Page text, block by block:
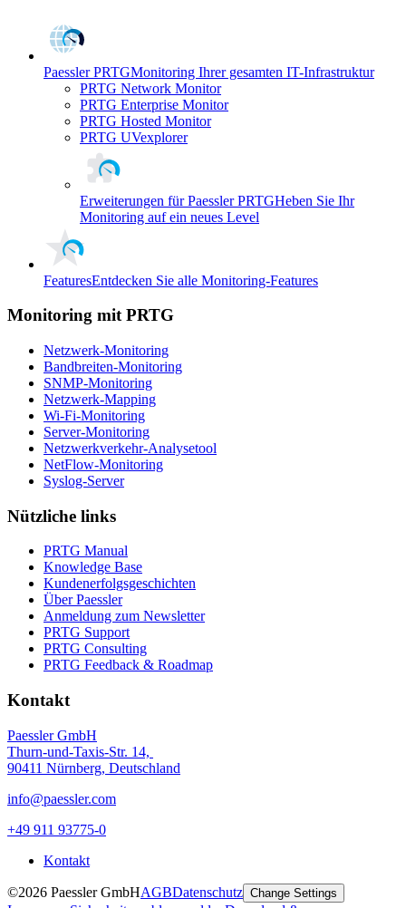
Paessler PRTGMonitoring Ihrer gesamten IT-Infrastruktur
PRTG Network Monitor
PRTG Enterprise Monitor
PRTG Hosted Monitor
PRTG UVexplorer
Erweiterungen für Paessler PRTGHeben Sie Ihr
Monitoring auf ein neues Level
FeaturesEntdecken Sie alle Monitoring-Features
Monitoring mit PRTG
Netzwerk-Monitoring
Bandbreiten-Monitoring
SNMP-Monitoring
Netzwerk-Mapping
Wi-Fi-Monitoring
Server-Monitoring
Netzwerkverkehr-Analysetool
NetFlow-Monitoring
Syslog-Server
Nützliche links
PRTG Manual
Knowledge Base
Kundenerfolgsgeschichten
Über Paessler
Anmeldung zum Newsletter
PRTG Support
PRTG Consulting
PRTG Feedback & Roadmap
Kontakt
Paessler GmbH
Thurn-und-Taxis-Str. 14,
90411 Nürnberg, Deutschland
info@paessler.com
+49 911 93775-0
Kontakt
©2026 Paessler GmbHAGBDatenschutz Change Settings